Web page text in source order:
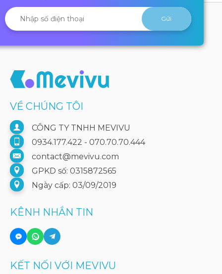
VỀ CHÚNG TÔI
CÔNG TY TNHH MEVIVU
0934.177.422 - 070.70.70.444
contact@mevivu.com
GPKD số: 0315872565
Ngày cấp: 03/09/2019
KÊNH NHẮN TIN
KẾT NỐI VỚI MEVIVU